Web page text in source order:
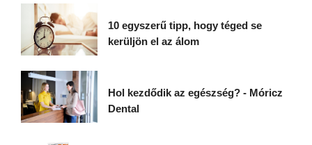
10 egyszerű tipp, hogy téged se
kerüljön el az álom
Hol kezdődik az egészség? - Móricz
Dental